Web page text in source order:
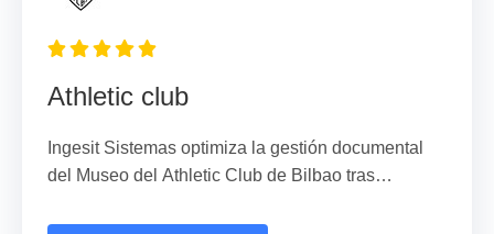
Athletic club
Ingesit Sistemas optimiza la gestión documental
del Museo del Athletic Club de Bilbao tras